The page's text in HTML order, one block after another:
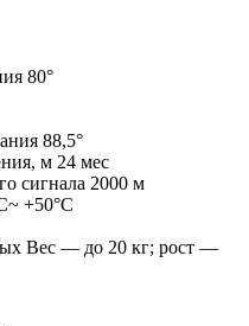
80°
88,5°
м 24 мес
сигнала 2000 м
+50°С
Вес — до 20 кг; рост —